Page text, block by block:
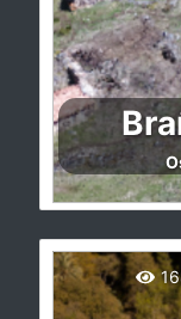
Esta braña